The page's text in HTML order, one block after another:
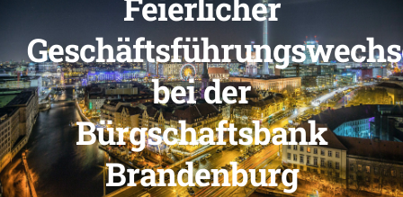
bei der
Bürgschaftsbank
Brandenburg